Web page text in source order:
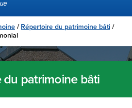
/ Répertoire du patrimoine bâti /
du patrimoine bâti